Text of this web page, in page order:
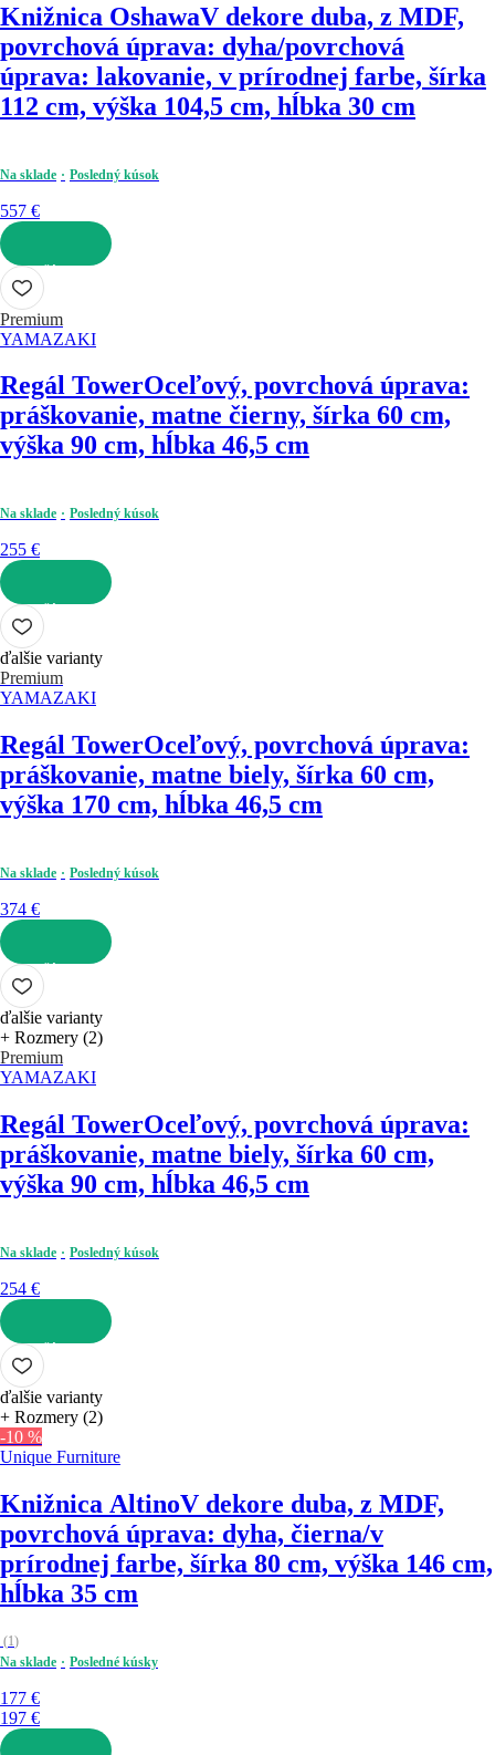
Knižnica OshawaV dekore duba, z MDF,
povrchová úprava: dyha/povrchová
úprava: lakovanie, v prírodnej farbe, šírka
112 cm, výška 104,5 cm, hĺbka 30 cm
Na sklade Posledný kúsok
557 €
DO KOŠÍKA
Premium
YAMAZAKI
Regál TowerOceľový, povrchová úprava:
práškovanie, matne čierny, šírka 60 cm,
výška 90 cm, hĺbka 46,5 cm
Na sklade Posledný kúsok
255 €
DO KOŠÍKA
ďalšie varianty
Premium
YAMAZAKI
Regál TowerOceľový, povrchová úprava:
práškovanie, matne biely, šírka 60 cm,
výška 170 cm, hĺbka 46,5 cm
Na sklade Posledný kúsok
374 €
DO KOŠÍKA
ďalšie varianty
+ Rozmery (2)
Premium
YAMAZAKI
Regál TowerOceľový, povrchová úprava:
práškovanie, matne biely, šírka 60 cm,
výška 90 cm, hĺbka 46,5 cm
Na sklade Posledný kúsok
254 €
DO KOŠÍKA
ďalšie varianty
+ Rozmery (2)
-10 %
Unique Furniture
Knižnica AltinoV dekore duba, z MDF,
povrchová úprava: dyha, čierna/v
prírodnej farbe, šírka 80 cm, výška 146 cm,
hĺbka 35 cm
(1)
Na sklade
Posledné kúsky
177 €
197 €